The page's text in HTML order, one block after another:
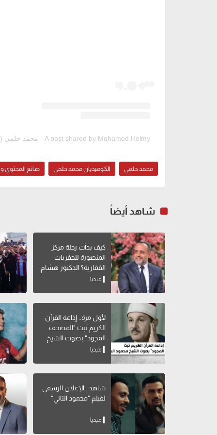
A post shared by Mohamed Helmy - محمد حلمي (@mohhamedhelmy)
محمد حلمي الكوميديان محمد حلمي صانع المحتوى
شاهد أيضاً
كيف بدأت رحلة مركز
المنصورة للحفريات
الفقارية؟ الدكتور هشام
سلام يوضح
ميديا
لأول مرة.. إذاعة القرآن
الكريم ثبث "المصحف
المجود" بصوت الشيخ
محمود البنا
ميديا
شاهد.. الإعلان الرسمي
لفيلم "محمود التاني"
ميديا